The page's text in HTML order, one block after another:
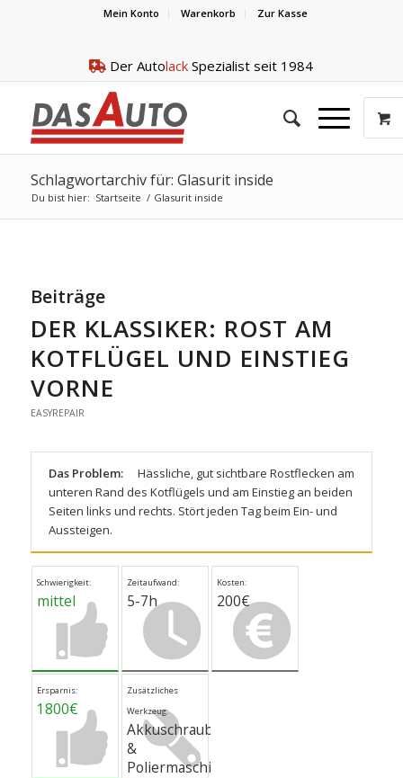
Mein Konto Warenkorb Zur Kasse
Der Autolack Spezialist seit 1984
Schlagwortarchiv für: Glasurit inside
Du bist hier: Startseite / Glasurit inside
Beiträge
DER KLASSIKER: ROST AM
KOTFLÜGEL UND EINSTIEG
VORNE
EASYREPAIR
Das Problem:
Hässliche, gut sichtbare Rostflecken am
unteren Rand des Kotflügels und am Einstieg an beiden
Seiten links und rechts. Stört jeden Tag beim Ein- und
Aussteigen.
Schwierigkeit:
mittel
Zeitaufwand:
5-7h
Kosten:
200€
Ersparnis:
1800€
Zusätzliches
Werkzeug:
Akkuschrauber
&
Poliermaschine